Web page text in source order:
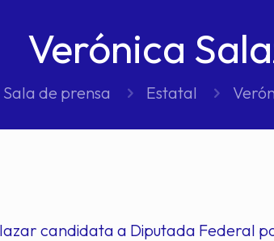
Verónica
Sala de prensa Estatal
candidata a Diputada Federal